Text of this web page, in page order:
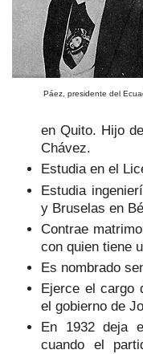
Páez, presidente del
en Quito. Hijo
Chávez.
Estudia en el
Estudia
y Bruselas en
Contrae
con quien tiene
Es nombrado
Ejerce el cargo
el gobierno de
En 1932 deja
cuando el